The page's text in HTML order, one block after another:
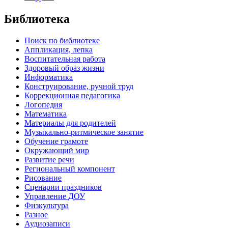
Библиотека
Поиск по библиотеке
Аппликация, лепка
Воспитательная работа
Здоровый образ жизни
Информатика
Конструирование, ручной труд
Коррекционная педагогика
Логопедия
Математика
Материалы для родителей
Музыкально-ритмическое занятие
Обучение грамоте
Окружающий мир
Развитие речи
Региональный компонент
Рисование
Сценарии праздников
Управление ДОУ
Физкультура
Разное
Аудиозаписи